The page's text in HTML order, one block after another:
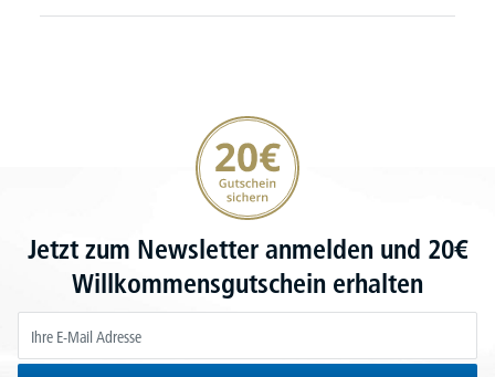
20€ Gutschein sichern
Jetzt zum Newsletter anmelden und 20€
Willkommensgutschein erhalten